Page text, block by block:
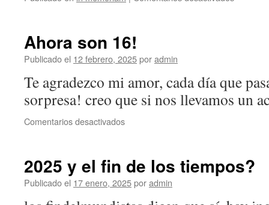
Ahora son 16!
Publicado el 12 febrero, 2025poradmin
Te agradezco mi amor, cada día que
sorpresa! creo que si nos llevamos un
Comentarios desactivadosen
2025 y el fin de los tiempos?
Publicado el 17 enero, 2025poradmin